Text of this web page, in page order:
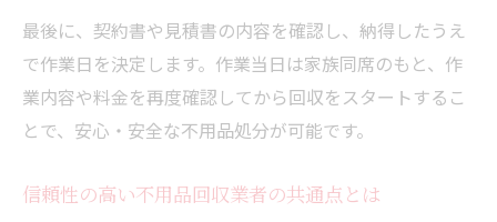
最後に、契約書や見積書の内容を確認し、納得したうえ
で作業日を決定します。作業当日は家族同席のもと、作
業内容や料金を再度確認してから回収をスタートするこ
とで、安心・安全な不用品処分が可能です。
信頼性の高い不用品回収業者の共通点とは